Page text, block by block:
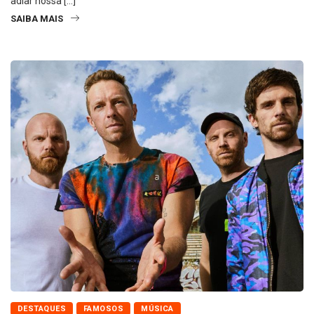
SAIBA MAIS
DESTAQUES FAMOSOS MÚSICA